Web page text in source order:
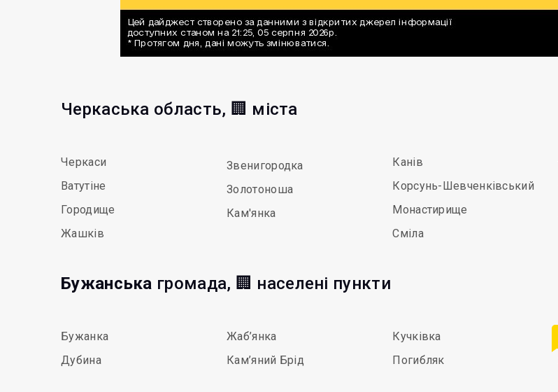
Черкаська область, 🏢 міста
Черкаси
Ватутіне
Городище
Жашків
Звенигородка
Золотоноша
Кам'янка
Канів
Корсунь-Шевченківський
Монастирище
Сміла
Бужанська громада, 🏢 населені пункти
Бужанка
Дубина
Жаб’янка
Кам’яний Брід
Кучківка
Погибляк